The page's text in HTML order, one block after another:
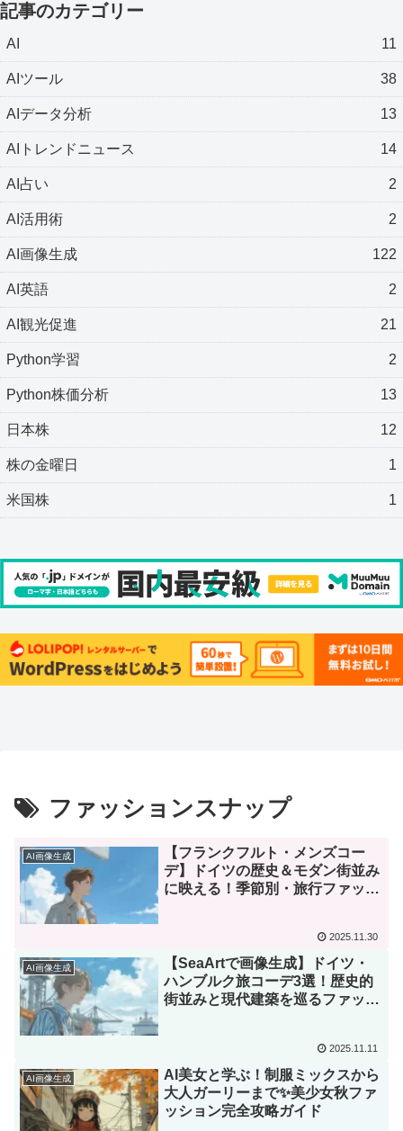
記事のカテゴリー
AI 11
AIツール 38
AIデータ分析 13
AIトレンドニュース 14
AI占い 2
AI活用術 2
AI画像生成 122
AI英語 2
AI観光促進 21
Python学習 2
Python株価分析 13
日本株 12
株の金曜日 1
米国株 1
ファッションスナップ
AI画像生成
【フランクフルト・メンズコー
デ】ドイツの歴史＆モダン街並み
に映える！季節別・旅行ファッシ
2025.11.30
AI画像生成
【SeaArtで画像生成】ドイツ・
ハンブルク旅コーデ3選！歴史的
街並みと現代建築を巡るファッシ
2025.11.11
AI画像生成
AI美女と学ぶ！制服ミックスから
大人ガーリーまで✨美少女秋ファ
ッション完全攻略ガイド